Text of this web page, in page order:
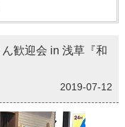
歓迎会 in 浅草『和
2019-07-12